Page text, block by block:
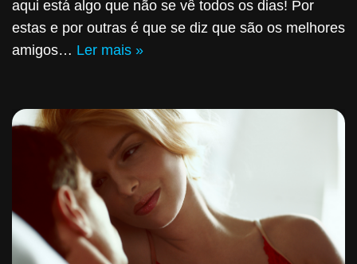
aqui está algo que não se vê todos os dias! Por
estas e por outras é que se diz que são os melhores
amigos… Ler mais »